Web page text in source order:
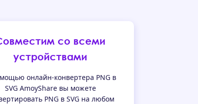
со всеми
устройствами
онлайн-конвертера PNG в
SVG AmoyShare вы можете
PNG в SVG на любом